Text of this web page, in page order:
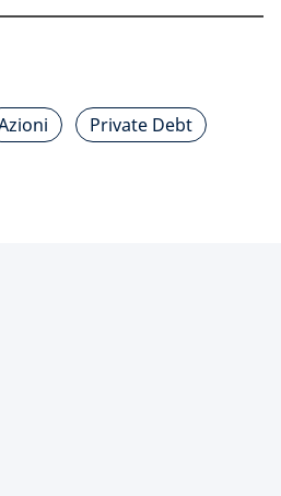
Private Debt